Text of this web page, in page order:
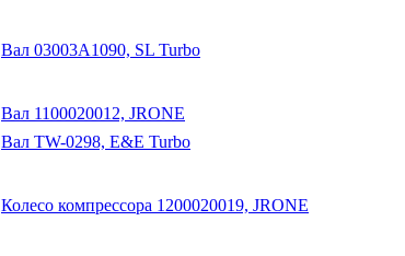
Вал 03003A1090, SL Turbo
Вал 1100020012, JRONE
Вал TW-0298, E&E Turbo
Колесо компрессора 1200020019, JRONE